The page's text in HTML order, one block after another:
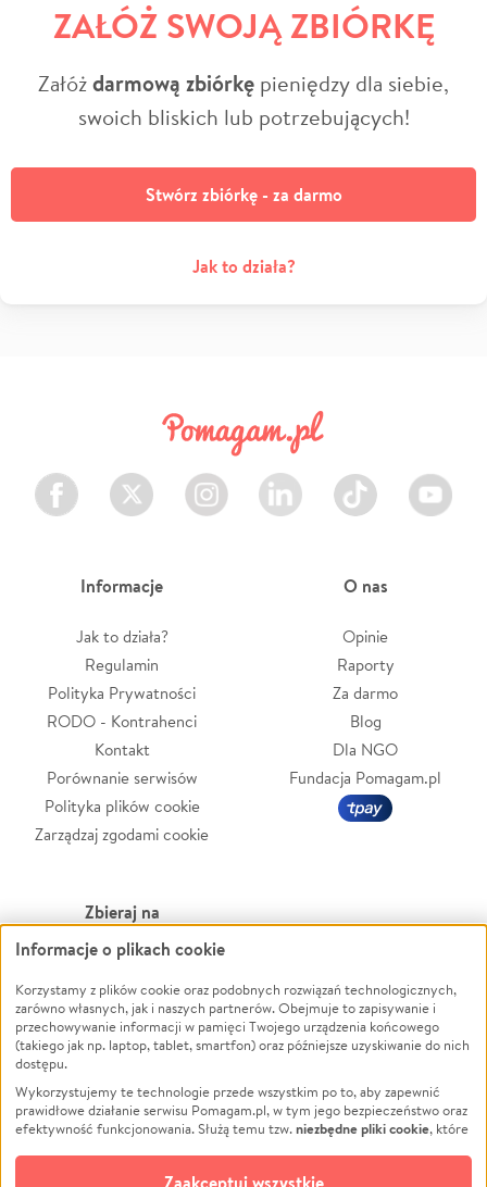
ZAŁÓŻ SWOJĄ ZBIÓRKĘ
Załóżdarmową zbiórkę pieniędzy dla siebie,
swoich bliskich lub potrzebujących!
Stwórz zbiórkę - za darmo
Jak to działa?
Facebook Twitter Instagram LinkedIn TikTok Youtube
Informacje
Jak to działa?
Regulamin
Polityka Prywatności
RODO - Kontrahenci
Kontakt
Porównanie serwisów
Polityka plików cookie
Zarządzaj zgodami cookie
O nas
Opinie
Raporty
Za darmo
Blog
Dla NGO
Fundacja Pomagam.pl
Zbieraj na
Leczenie
Zwierzęta
Pożar
Ukraina
Pomoc Finansowa
Projekty
Pogrzeb
Powódź
Wichura
NGO
Edukacja
Podróż
Impreza
Informacje o plikach cookie
Korzystamy z plików cookie oraz podobnych rozwiązań technologicznych,
zarówno własnych, jak i naszych partnerów. Obejmuje to zapisywanie i
przechowywanie informacji w pamięci Twojego urządzenia końcowego
(takiego jak np. laptop, tablet, smartfon) oraz późniejsze uzyskiwanie do nich
dostępu.
Wykorzystujemy te technologie przede wszystkim po to, aby zapewnić
prawidłowe działanie serwisu Pomagam.pl, w tym jego bezpieczeństwo oraz
efektywność funkcjonowania. Służą temu tzw.niezbędne pliki cookie, które
opcjonalnych plików cookie